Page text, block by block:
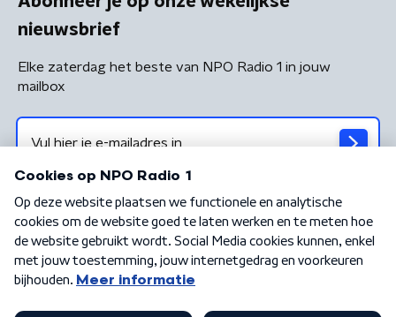
nieuwsbrief
Elke zaterdag het beste van NPO Radio 1 in jouw
mailbox
Algemene voorwaarden Privacybeleid